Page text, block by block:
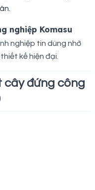
nghiệp Komasu
nghiệp tin dùng nhờ
kế hiện đại.
cây đứng công